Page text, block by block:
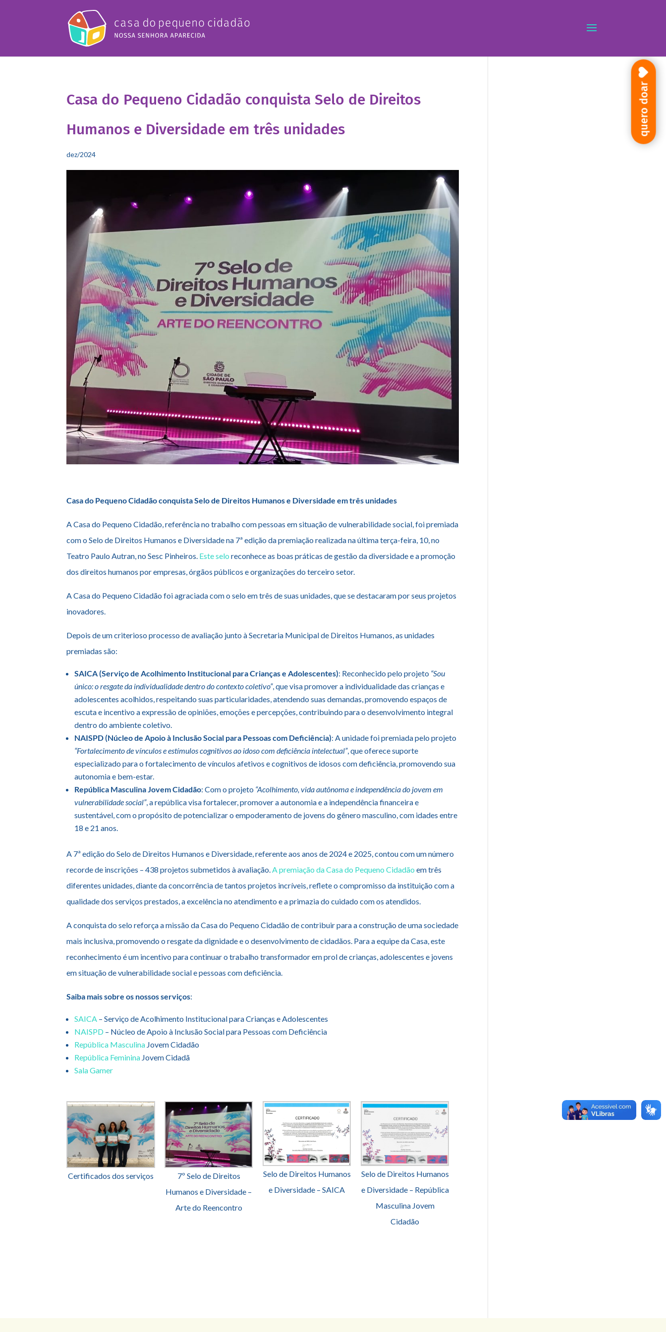
Casa do Pequeno Cidadão conquista Selo de Direitos
Humanos e Diversidade em três unidades
dez/2024
Casa do Pequeno Cidadão conquista Selo de Direitos Humanos e Diversidade em três unidades
A Casa do Pequeno Cidadão, referência no trabalho com pessoas em situação de vulnerabilidade social, foi premiada
com o Selo de Direitos Humanos e Diversidade na 7ª edição da premiação realizada na última terça-feira, 10, no
Teatro Paulo Autran, no Sesc Pinheiros. Este selo reconhece as boas práticas de gestão da diversidade e a promoção
dos direitos humanos por empresas, órgãos públicos e organizações do terceiro setor.
A Casa do Pequeno Cidadão foi agraciada com o selo em três de suas unidades, que se destacaram por seus projetos
inovadores.
Depois de um criterioso processo de avaliação junto à Secretaria Municipal de Direitos Humanos, as unidades
premiadas são:
SAICA (Serviço de Acolhimento Institucional para Crianças e Adolescentes): Reconhecido pelo projeto “Sou
único: o resgate da individualidade dentro do contexto coletivo”, que visa promover a individualidade das crianças e
adolescentes acolhidos, respeitando suas particularidades, atendendo suas demandas, promovendo espaços de
escuta e incentivo a expressão de opiniões, emoções e percepções, contribuindo para o desenvolvimento integral
dentro do ambiente coletivo.
NAISPD (Núcleo de Apoio à Inclusão Social para Pessoas com Deficiência): A unidade foi premiada pelo projeto
“Fortalecimento de vínculos e estímulos cognitivos ao idoso com deficiência intelectual”, que oferece suporte
especializado para o fortalecimento de vínculos afetivos e cognitivos de idosos com deficiência, promovendo sua
autonomia e bem-estar.
República Masculina Jovem Cidadão: Com o projeto “Acolhimento, vida autônoma e independência do jovem em
vulnerabilidade social”, a república visa fortalecer, promover a autonomia e a independência financeira e
sustentável, com o propósito de potencializar o empoderamento de jovens do gênero masculino, com idades entre
18 e 21 anos.
A 7ª edição do Selo de Direitos Humanos e Diversidade, referente aos anos de 2024 e 2025, contou com um número
recorde de inscrições – 438 projetos submetidos à avaliação.A premiação da Casa do Pequeno Cidadão em três
diferentes unidades, diante da concorrência de tantos projetos incríveis, reflete o compromisso da instituição com a
qualidade dos serviços prestados, a excelência no atendimento e a primazia do cuidado com os atendidos.
A conquista do selo reforça a missão da Casa do Pequeno Cidadão de contribuir para a construção de uma sociedade
mais inclusiva, promovendo o resgate da dignidade e o desenvolvimento de cidadãos. Para a equipe da Casa, este
reconhecimento é um incentivo para continuar o trabalho transformador em prol de crianças, adolescentes e jovens
em situação de vulnerabilidade social e pessoas com deficiência.
Saiba mais sobre os nossos serviços:
SAICA – Serviço de Acolhimento Institucional para Crianças e Adolescentes
NAISPD – Núcleo de Apoio à Inclusão Social para Pessoas com Deficiência
República Masculina Jovem Cidadão
República Feminina Jovem Cidadã
Sala Gamer
Certificados dos serviços
7º Selo de Direitos
Humanos e Diversidade –
Arte do Reencontro
Selo de Direitos Humanos
e Diversidade – SAICA
Selo de Direitos Humanos
e Diversidade – República
Masculina Jovem
Cidadão
quero doar